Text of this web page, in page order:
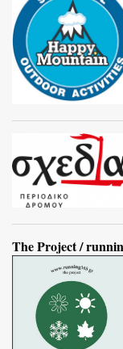
The Project /